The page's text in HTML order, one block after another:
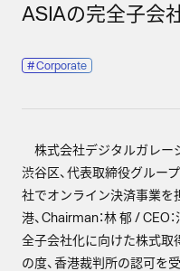
ASIAの完全子会
#Corporate
株式会社デジタルガレー
渋谷区、代表取締役グループ
社でオンライン決済事業を
港、Chairman：林 郁 / CEO
全子会社化に向けた株式取
の度、香港裁判所の認可を